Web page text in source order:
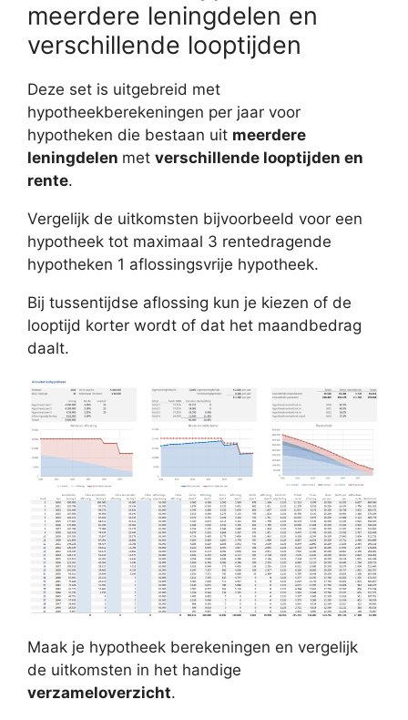
meerdere leningdelen en
verschillende looptijden
Deze set is uitgebreid met
hypotheekberekeningen per jaar voor
hypotheken die bestaan uit meerdere
leningdelen met verschillende looptijden en
rente.
Vergelijk de uitkomsten bijvoorbeeld voor een
hypotheek tot maximaal 3 rentedragende
hypotheken 1 aflossingsvrije hypotheek.
Bij tussentijdse aflossing kun je kiezen of de
looptijd korter wordt of dat het maandbedrag
daalt.
Maak je hypotheek berekeningen en vergelijk
de uitkomsten in het handige
verzameloverzicht.